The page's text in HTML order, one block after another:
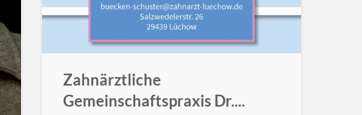
Zahnärztliche
Gemeinschaftspraxis Dr....